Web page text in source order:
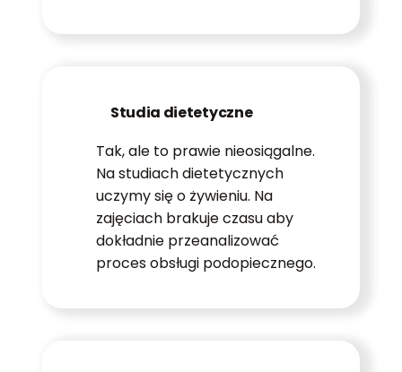
Studia dietetyczne
Tak, ale to prawie nieosiągalne.
Na studiach dietetycznych
uczymy się o żywieniu. Na
zajęciach brakuje czasu aby
dokładnie przeanalizować
proces obsługi podopiecznego.